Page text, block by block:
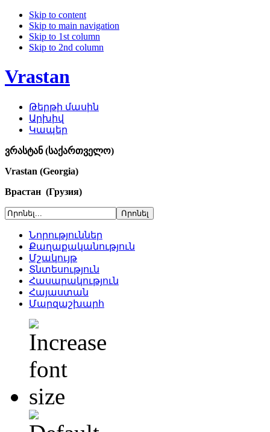
Skip to content
Skip to main navigation
Skip to 1st column
Skip to 2nd column
Vrastan
Թերթի մասին
Արխիվ
Կապեր
ვრასტან (საქართველო)
Vrastan (Georgia)
Врастан (Грузия)
Նորություններ
Քաղաքականություն
Մշակույթ
Տնտեսություն
Հասարակություն
Հայաստան
Մարզաշխարհ